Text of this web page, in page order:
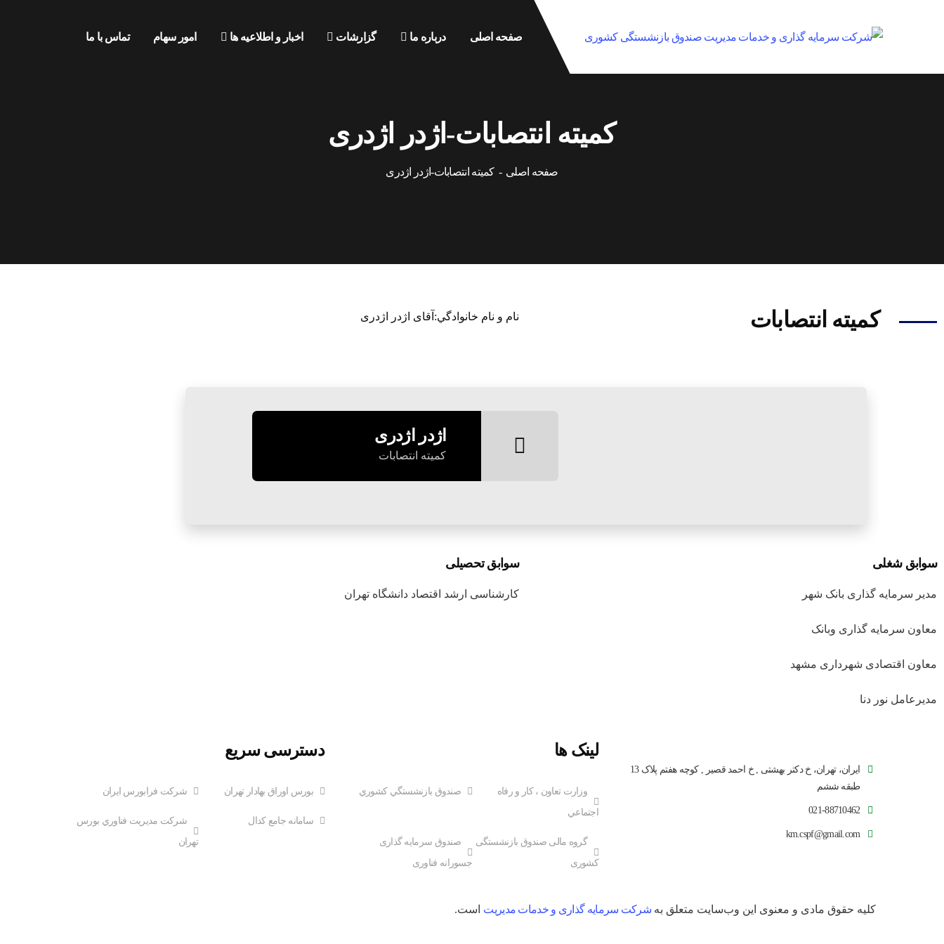
صفحه اصلی درباره ما گزارشات اخبار و اطلاعیه ها امور سهام تماس با ما
کمیته انتصابات-اژدر اژدری
صفحه اصلی کمیته انتصابات-اژدر اژدری
کمیته انتصابات نام و نام خانوادگي:آقای اژدر اژدری
اژدر اژدری
کمیته انتصابات
سوابق شغلی
مدیر سرمایه گذاری بانک شهر
معاون سرمایه گذاری وبانک
معاون اقتصادی شهرداری مشهد
مدیرعامل نور دنا
سوابق تحصیلی
کارشناسی ارشد اقتصاد دانشگاه تهران
ایران، تهران، خ دکتر بهشتی , خ احمد قصیر , کوچه هفتم پلاک 13
طبقه ششم
021-88710462
km.cspf@gmail.com
لینک ها
وزارت تعاون ، کار و رفاه
اجتماعي
صندوق بازنشستگي کشوري
گروه مالی صندوق بازنشستگی
کشوری
صندوق سرمایه گذاری
جسورانه فناوری
دسترسی سریع
بورس اوراق بهادار تهران شرکت فرابورس ایران
سامانه جامع کدال
شركت مديريت فناوري بورس
تهران
کلیه حقوق مادی و معنوی این وب‌سایت متعلق به شرکت سرمایه گذاری و خدمات مدیریت است.